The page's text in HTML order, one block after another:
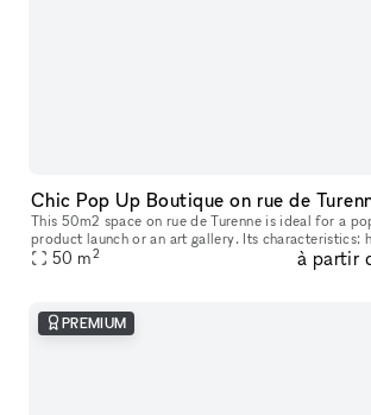
Chic Pop Up Boutique on rue de
This 50m2 space on rue de Turenne is ideal for a
product launch or an art gallery. Its characteristics:
window that opens entirely onto the street.
50 m2 à partir
PREMIUM